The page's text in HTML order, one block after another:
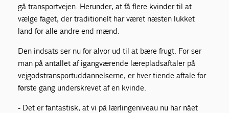
gå transportvejen. Herunder, at få flere kvinder til at
vælge faget, der traditionelt har været næsten lukket
land for alle andre end mænd.
Den indsats ser nu for alvor ud til at bære frugt. For ser
man på antallet af igangværende lærepladsaftaler på
vejgodstransportuddannelserne, er hver tiende aftale for
første gang underskrevet af en kvinde.
- Det er fantastisk, at vi på lærlingeniveau nu har nået